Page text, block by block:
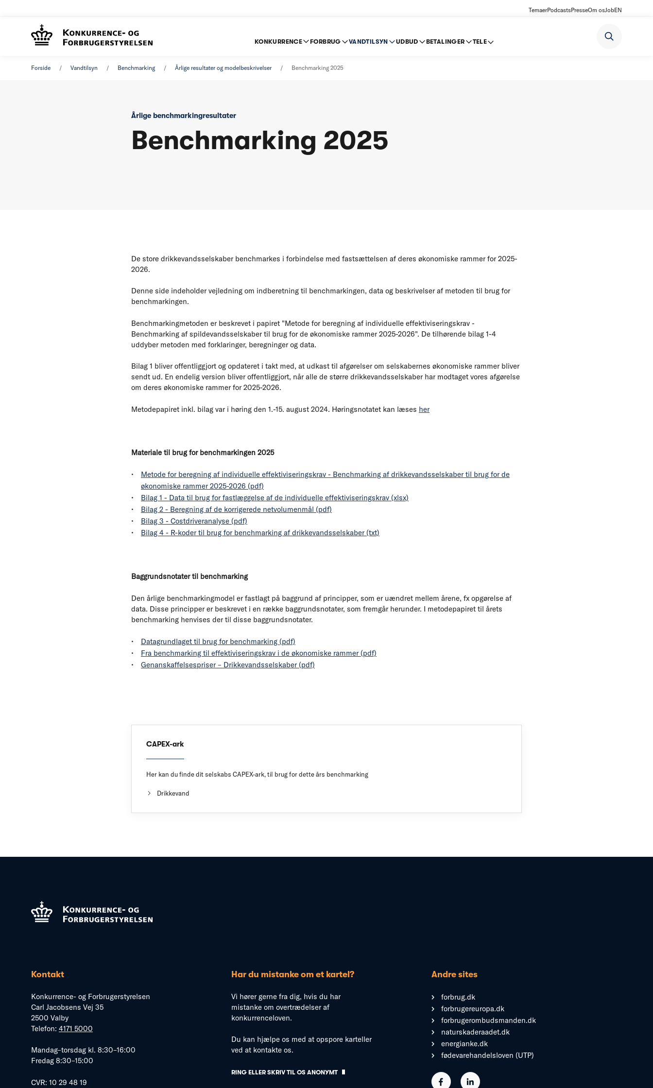
TemaerPodcastsPresseOm osJobEN
KONKURRENCE FORBRUG VANDTILSYN UDBUD BETALINGER TELE
Forside Vandtilsyn Benchmarking Årlige resultater og modelbeskrivelser Benchmarking 2025
Årlige benchmarkingresultater
Benchmarking 2025
De store drikkevandsselskaber benchmarkes i forbindelse med fastsættelsen af deres økonomiske rammer for 2025-
2026.
Denne side indeholder vejledning om indberetning til benchmarkingen, data og beskrivelser af metoden til brug for
benchmarkingen.
Benchmarkingmetoden er beskrevet i papiret "Metode for beregning af individuelle effektiviseringskrav -
Benchmarking af spildevandsselskaber til brug for de økonomiske rammer 2025-2026". De tilhørende bilag 1-4
uddyber metoden med forklaringer, beregninger og data.
Bilag 1 bliver offentliggjort og opdateret i takt med, at udkast til afgørelser om selskabernes økonomiske rammer bliver
sendt ud. En endelig version bliver offentliggjort, når alle de større drikkevandsselskaber har modtaget vores afgørelse
om deres økonomiske rammer for 2025-2026.
Metodepapiret inkl. bilag var i høring den 1.-15. august 2024. Høringsnotatet kan læses her
Materiale til brug for benchmarkingen 2025
Metode for beregning af individuelle effektiviseringskrav - Benchmarking af drikkevandsselskaber til brug for de
økonomiske rammer 2025-2026 (pdf)
Bilag 1 - Data til brug for fastlæggelse af de individuelle effektiviseringskrav (xlsx)
Bilag 2 - Beregning af de korrigerede netvolumenmål (pdf)
Bilag 3 - Costdriveranalyse (pdf)
Bilag 4 - R-koder til brug for benchmarking af drikkevandsselskaber (txt)
Baggrundsnotater til benchmarking
Den årlige benchmarkingmodel er fastlagt på baggrund af principper, som er uændret mellem årene, fx opgørelse af
data. Disse principper er beskrevet i en række baggrundsnotater, som fremgår herunder. I metodepapiret til årets
benchmarking henvises der til disse baggrundsnotater.
Datagrundlaget til brug for benchmarking (pdf)
Fra benchmarking til effektiviseringskrav i de økonomiske rammer (pdf)
Genanskaffelsespriser – Drikkevandsselskaber (pdf)
CAPEX-ark
Her kan du finde dit selskabs CAPEX-ark, til brug for dette års benchmarking
Drikkevand
Kontakt
Konkurrence- og Forbrugerstyrelsen
Carl Jacobsens Vej 35
2500 Valby
Telefon: 4171 5000
Mandag–torsdag kl. 8:30–16:00
Fredag 8:30–15:00
CVR: 10 29 48 19
Har du mistanke om et kartel?
Vi hører gerne fra dig, hvis du har
mistanke om overtrædelser af
konkurrenceloven.
Du kan hjælpe os med at opspore karteller
ved at kontakte os.
RING ELLER SKRIV TIL OS ANONYMT
Andre sites
forbrug.dk
forbrugereuropa.dk
forbrugerombudsmanden.dk
naturskaderaadet.dk
energianke.dk
fødevarehandelsloven (UTP)